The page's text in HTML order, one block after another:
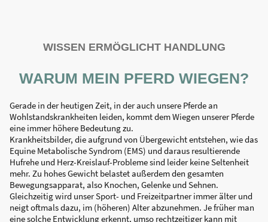
WISSEN ERMÖGLICHT HANDLUNG
WARUM MEIN PFERD WIEGEN?
Gerade in der heutigen Zeit, in der auch unsere Pferde an
Wohlstandskrankheiten leiden, kommt dem Wiegen unserer Pferde
eine immer höhere Bedeutung zu.
Krankheitsbilder, die aufgrund von Übergewicht entstehen, wie das
Equine Metabolische Syndrom (EMS) und daraus resultierende
Hufrehe und Herz-Kreislauf-Probleme sind leider keine Seltenheit
mehr. Zu hohes Gewicht belastet außerdem den gesamten
Bewegungsapparat, also Knochen, Gelenke und Sehnen.
Gleichzeitig wird unser Sport- und Freizeitpartner immer älter und
neigt oftmals dazu, im (höheren) Alter abzunehmen. Je früher man
eine solche Entwicklung erkennt, umso rechtzeitiger kann mit